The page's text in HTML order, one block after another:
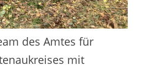
des Amtes für
mit